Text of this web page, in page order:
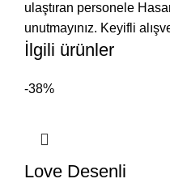
ulaştıran personele
unutmayınız. Keyifli
İlgili ürünler
-38%
Love Desenli